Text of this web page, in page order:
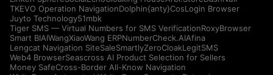
TKEVO Operation NavigationDolphin{anty}CosLogin Browser
Juyto Technology51mbk
Tiger SMS — Virtual Numbers for SMS VerificationRoxyBrowser
Smart BIAIWangXiaoWang ERPNumberCheck.AIAfina
Lengcat Navigation SiteSaleSmartlyZeroCloakLegitSMS
Web4 BrowserSeascross AI Product Selection for Sellers
Money SafeCross-Border All-Know Navigation